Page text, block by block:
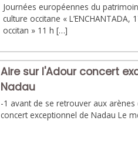
Journées européennes du
culture occitane « L’ENCHANTADA,
occitan » 11 h […]
Aire sur l'Adour concert
Nadau
-1 avant de se retrouver aux arènes
concert exceptionnel de Nadau Le